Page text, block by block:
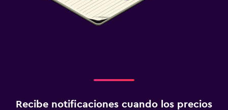
Recibe notificaciones cuando los precios